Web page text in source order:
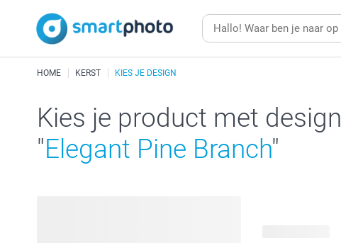
HOME KERST KIES JE DESIGN
Kies je product met design
"Elegant Pine Branch"